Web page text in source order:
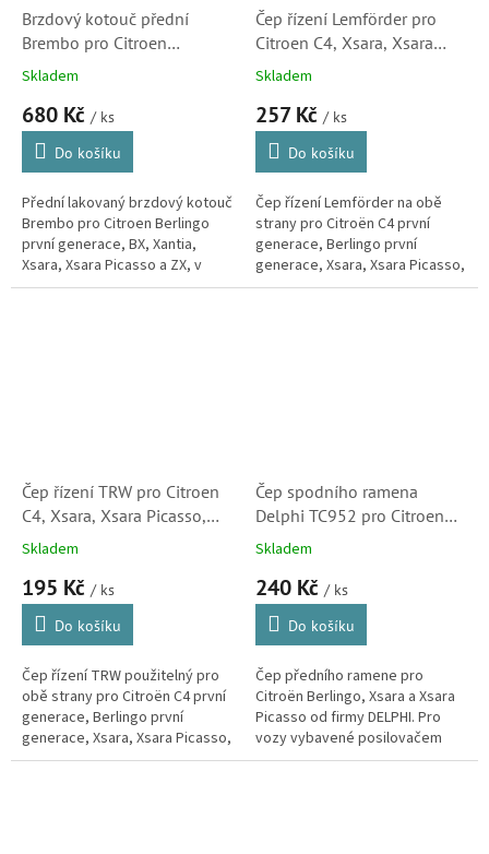
Brzdový kotouč přední
Brembo pro Citroen
Berlingo, Xantia, Xsara,
4246W6)
Skladem
680 Kč / ks
Do košíku
Přední lakovaný brzdový kotouč
Brembo pro Citroen Berlingo
první generace, BX, Xantia,
Xsara, Xsara Picasso a ZX, v
některých motorizacích.
Čep řízení Lemförder pro
Citroen C4, Xsara, Xsara
Picasso, Berlingo, C15 a ZX
Skladem
257 Kč / ks
Do košíku
Čep řízení Lemförder na obě
strany pro Citroën C4 první
generace, Berlingo první
generace, Xsara, Xsara Picasso,
C15, ZX, Visa a LNA. (Peugeot
Čep řízení TRW pro Citroen
C4, Xsara, Xsara Picasso,
Berlingo, C15, Visa a ZX
Skladem
195 Kč / ks
Do košíku
Čep řízení TRW použitelný pro
obě strany pro Citroën C4 první
generace, Berlingo první
generace, Xsara, Xsara Picasso,
C15, ZX, Visa a LNA. (Peugeot
Čep spodního ramena
Delphi TC952 pro Citroen
Berlingo, Xsara, Xsara
Skladem
240 Kč / ks
Do košíku
Čep předního ramene pro
Citroën Berlingo, Xsara a Xsara
Picasso od firmy DELPHI. Pro
vozy vybavené posilovačem
řízení.